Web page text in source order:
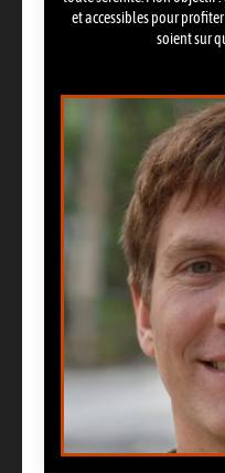
et accessibles pour
soient sur